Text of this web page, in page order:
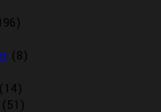
(8)
(14)
(51)